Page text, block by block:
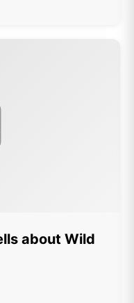
about Wild